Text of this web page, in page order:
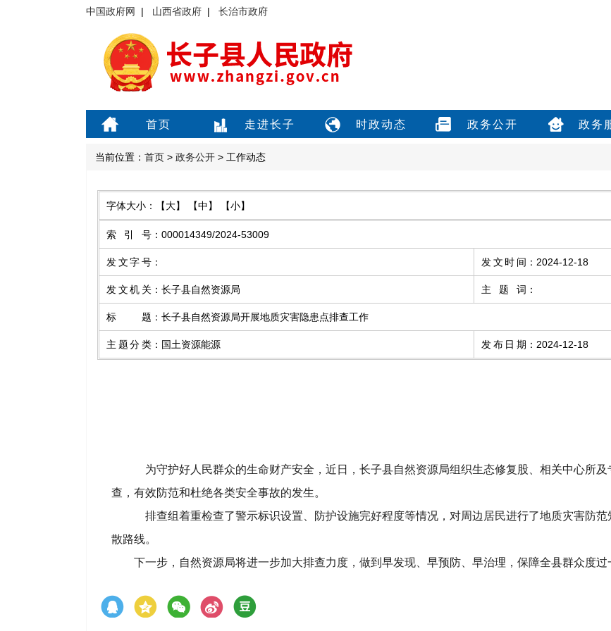
中国政府网 | 山西省政府 | 长治市政府
首页 走进长子 时政动态 政务公开 政务
当前位置： 首页 > 政务公开 > 工作动态
字体大小： 【大】 【中】 【小】
索引号 ： 000014349/2024-53009
发文字号 ： 发文时间 ： 2024-12-18
发文机关 ： 长子县自然资源局 主题词 ：
标题 ： 长子县自然资源局开展地质灾害隐患点排查工作
主题分类 ： 国土资源能源 发布日期 ： 2024-12-18
为守护好人民群众的生命财产安全，近日， 长子县自然资源局组织生态修复股、相关中心所
查，有效防范和杜绝各类安全事故的发生。
排查组着重检查了警示标识设置、防护设施完好程度等情况，对周边居民进行了地质灾害防范
散路线。
下一步，自然资源局将进一步加大排查力度 ， 做到早发现、早预防、早治理，保障全县群众度过